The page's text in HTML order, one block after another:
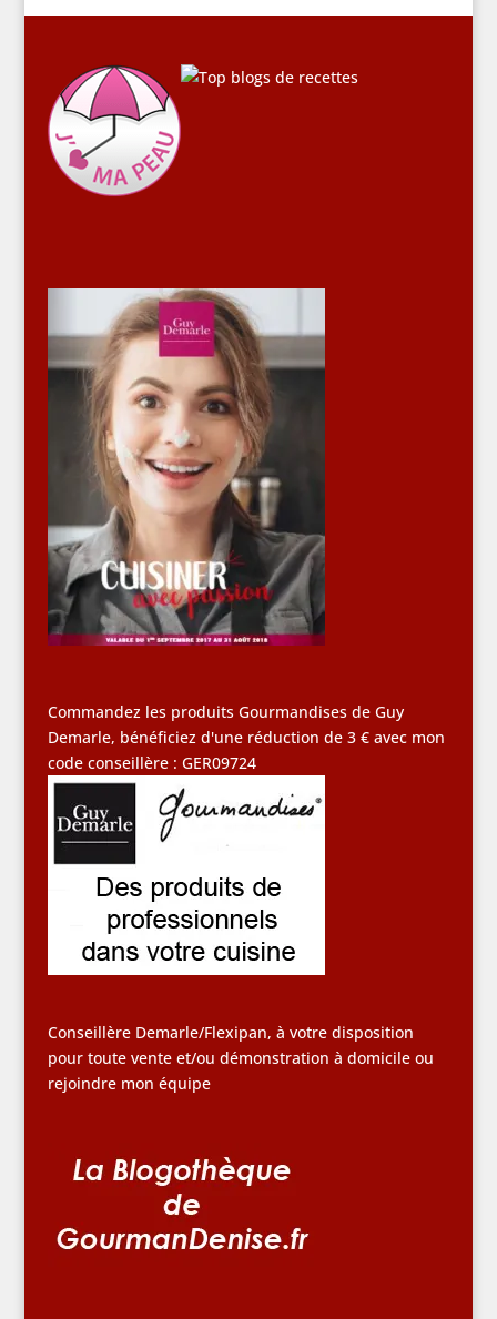
Commandez les produits Gourmandises de Guy
Demarle, bénéficiez d'une réduction de 3 € avec mon
code conseillère : GER09724
Conseillère Demarle/Flexipan, à votre disposition
pour toute vente et/ou démonstration à domicile ou
rejoindre mon équipe